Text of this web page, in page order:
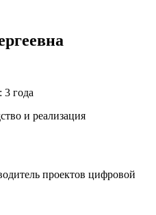
: 3 года
и реализация
проектов цифровой